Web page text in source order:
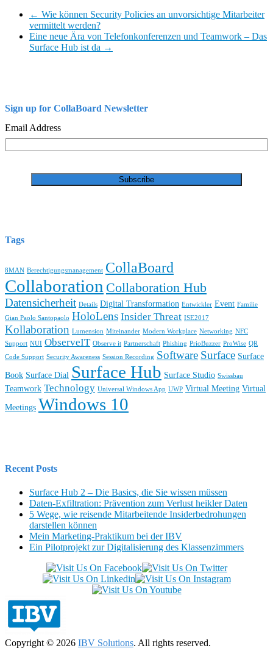
← Wie können Security Policies an unvorsichtige Mitarbeiter
vermittelt werden?
Eine neue Ära von Telefonkonferenzen und Teamwork – Das
Surface Hub ist da →
Sign up for CollaBoard Newsletter
Email Address
Tags
8MAN Berechtigungsmanagement CollaBoard
Collaboration Collaboration Hub
Datensicherheit Details Digital Transformation Entwickler Event Familie
Gian Paolo Santopaolo HoloLens Insider Threat ISE2017
Kollaboration Lumension Miteinander Modern Workplace Networking NFC
Support NUI ObserveIT Observe it Partnerschaft Phishing PrioBuzzer ProWise QR
Code Support Security Awareness Session Recording Software Surface Surface
Book Surface Dial Surface Hub Surface Studio Swissbau
Teamwork Technology Universal Windows App UWP Virtual Meeting Virtual
Meetings Windows 10
Recent Posts
Surface Hub 2 – Die Basics, die Sie wissen müssen
Daten-Exfiltration: Prävention zum Verlust heikler Daten
5 Wege, wie reisende Mitarbeitende Insiderbedrohungen
darstellen können
Mein Marketing-Praktikum bei der IBV
Ein Pilotprojekt zur Digitalisierung des Klassenzimmers
Copyright © 2026 IBV Solutions. All rights reserved.